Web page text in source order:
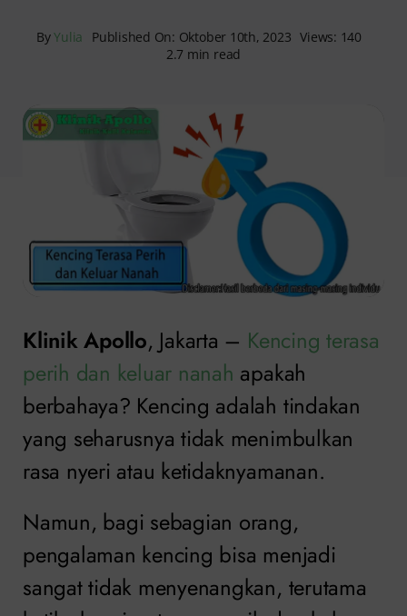
ByYulia Published On: Oktober 10th, 2023 Views: 140
2.7 min read
Klinik Apollo, Jakarta – Kencing terasa
perih dan keluar nanah apakah
berbahaya? Kencing adalah tindakan
yang seharusnya tidak menimbulkan
rasa nyeri atau ketidaknyamanan.
Namun, bagi sebagian orang,
pengalaman kencing bisa menjadi
sangat tidak menyenangkan, terutama